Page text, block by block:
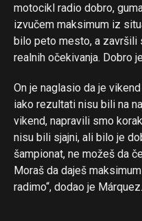
motocikl radio dobro,
izvučem maksimum iz
bilo peto mesto, a završili
realnih očekivanja. Dobro
On je naglasio da je
iako rezultati nisu bili na
vikend, napravili smo
nisu bili sjajni, ali bilo je
šampionat, ne možeš da
Moraš da daješ
radimo“, dodao je Márquez.